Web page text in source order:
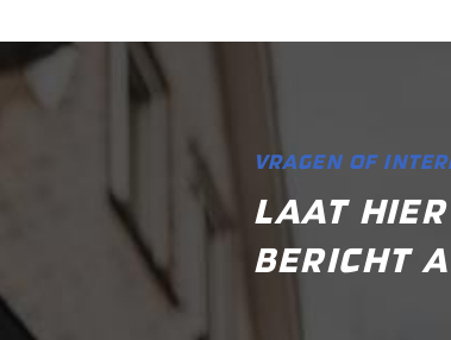
VRAGEN OF
LAAT
BERICHT